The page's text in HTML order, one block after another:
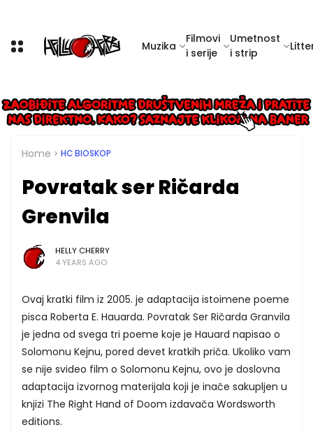
Muzika
Filmovi
i serije
Umetnost
i strip
Home HC BIOSKOP
Povratak ser Ričarda
Grenvila
HELLY CHERRY
4 YEARS AGO
Ovaj kratki film iz 2005. je adaptacija istoimene poeme
pisca Roberta E. Hauarda. Povratak Ser Ričarda Granvila
je jedna od svega tri poeme koje je Hauard napisao o
Solomonu Kejnu, pored devet kratkih priča. Ukoliko vam
se nije svideo film o Solomonu Kejnu, ovo je doslovna
adaptacija izvornog materijala koji je inače sakupljen u
knjizi The Right Hand of Doom izdavača Wordsworth
editions.